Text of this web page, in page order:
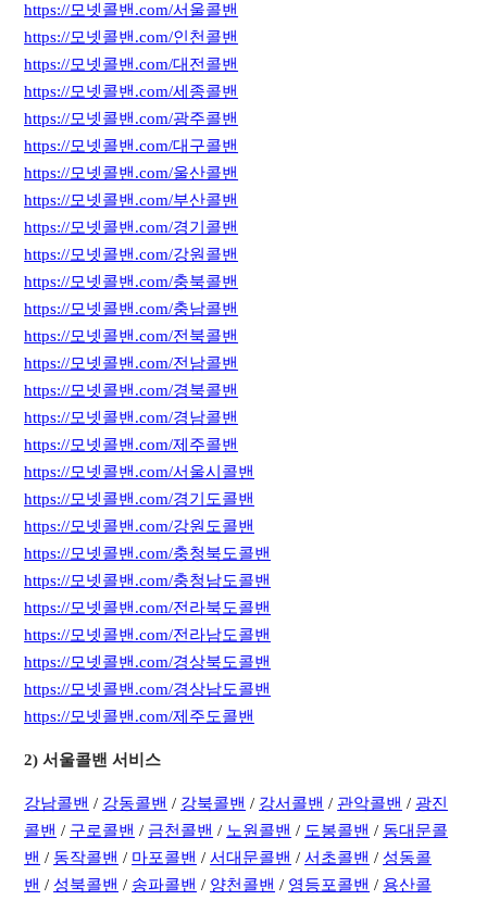
https://모넷콜밴.com/서울콜밴
https://모넷콜밴.com/인천콜밴
https://모넷콜밴.com/대전콜밴
https://모넷콜밴.com/세종콜밴
https://모넷콜밴.com/광주콜밴
https://모넷콜밴.com/대구콜밴
https://모넷콜밴.com/울산콜밴
https://모넷콜밴.com/부산콜밴
https://모넷콜밴.com/경기콜밴
https://모넷콜밴.com/강원콜밴
https://모넷콜밴.com/충북콜밴
https://모넷콜밴.com/충남콜밴
https://모넷콜밴.com/전북콜밴
https://모넷콜밴.com/전남콜밴
https://모넷콜밴.com/경북콜밴
https://모넷콜밴.com/경남콜밴
https://모넷콜밴.com/제주콜밴
https://모넷콜밴.com/서울시콜밴
https://모넷콜밴.com/경기도콜밴
https://모넷콜밴.com/강원도콜밴
https://모넷콜밴.com/충청북도콜밴
https://모넷콜밴.com/충청남도콜밴
https://모넷콜밴.com/전라북도콜밴
https://모넷콜밴.com/전라남도콜밴
https://모넷콜밴.com/경상북도콜밴
https://모넷콜밴.com/경상남도콜밴
https://모넷콜밴.com/제주도콜밴
​2) 서울콜밴 서비스
강남콜밴 / 강동콜밴 / 강북콜밴 / 강서콜밴 / 관악콜밴 / 광진
콜밴 / 구로콜밴 / 금천콜밴 / 노원콜밴 / 도봉콜밴 / 동대문콜
밴 / 동작콜밴 / 마포콜밴 /서대문콜밴 /서초콜밴 / 성동콜
밴 / 성북콜밴 / 송파콜밴 / 양천콜밴 / 영등포콜밴 / 용산콜